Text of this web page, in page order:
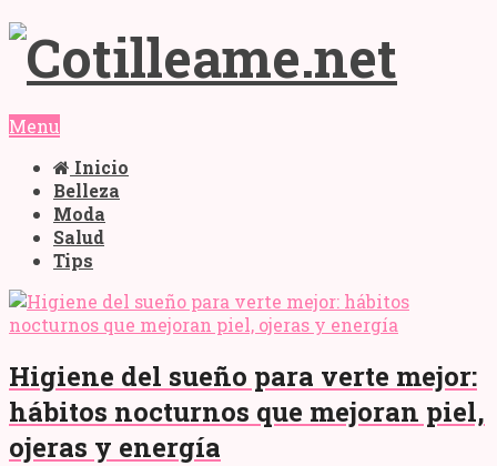
Menu
Inicio
Belleza
Moda
Salud
Tips
Higiene del sueño para verte mejor:
hábitos nocturnos que mejoran piel,
ojeras y energía